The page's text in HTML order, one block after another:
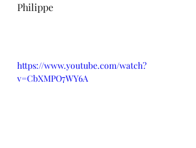
Philippe
https://www.youtube.com/watch?
v=CbXMPO7WY6A